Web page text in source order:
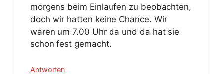
morgens beim Einlaufen zu beobachten,
doch wir hatten keine Chance. Wir
waren um 7.00 Uhr da und da hat sie
schon fest gemacht.
Antworten